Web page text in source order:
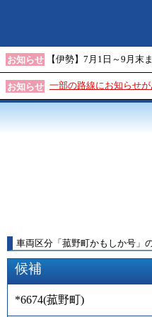
お知らせ 【伊勢】7月1日～9月末
お知らせ 一部の路線にお知らせ
車両区分 「 菰野町かもしか号 」
候補
*6674(菰野町)